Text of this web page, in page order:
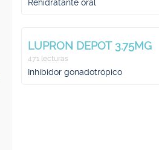
Rehidratante oral
LUPRON DEPOT 3.75MG
471 lecturas
Inhibidor gonadotrópico